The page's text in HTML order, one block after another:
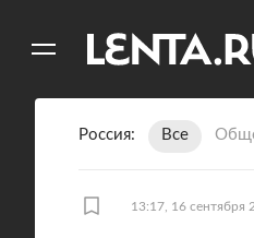
Россия Все
13:17, 16 сентября